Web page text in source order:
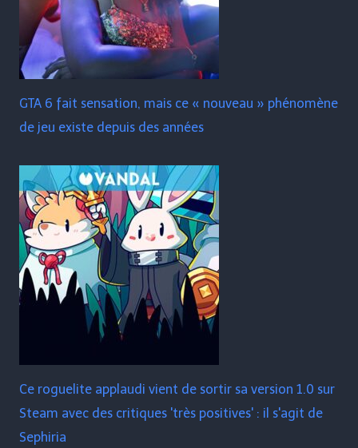
GTA 6 fait sensation, mais ce « nouveau » phénomène
de jeu existe depuis des années
Ce roguelite applaudi vient de sortir sa version 1.0 sur
Steam avec des critiques 'très positives' : il s'agit de
Sephiria